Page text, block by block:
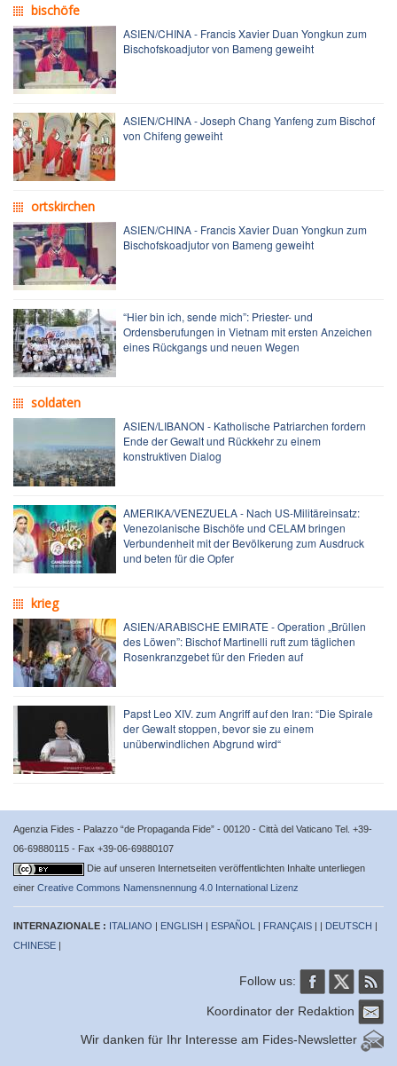
bischöfe
ASIEN/CHINA - Francis Xavier Duan Yongkun zum
Bischofskoadjutor von Bameng geweiht
ASIEN/CHINA - Joseph Chang Yanfeng zum Bischof
von Chifeng geweiht
ortskirchen
ASIEN/CHINA - Francis Xavier Duan Yongkun zum
Bischofskoadjutor von Bameng geweiht
“Hier bin ich, sende mich”: Priester- und
Ordensberufungen in Vietnam mit ersten Anzeichen
eines Rückgangs und neuen Wegen
soldaten
ASIEN/LIBANON - Katholische Patriarchen fordern
Ende der Gewalt und Rückkehr zu einem
konstruktiven Dialog
AMERIKA/VENEZUELA - Nach US-Militäreinsatz:
Venezolanische Bischöfe und CELAM bringen
Verbundenheit mit der Bevölkerung zum Ausdruck
und beten für die Opfer
krieg
ASIEN/ARABISCHE EMIRATE - Operation „Brüllen
des Löwen”: Bischof Martinelli ruft zum täglichen
Rosenkranzgebet für den Frieden auf
Papst Leo XIV. zum Angriff auf den Iran: “Die Spirale
der Gewalt stoppen, bevor sie zu einem
unüberwindlichen Abgrund wird“
Agenzia Fides - Palazzo “de Propaganda Fide” - 00120 - Città del Vaticano Tel. +39-
06-69880115 - Fax +39-06-69880107
Die auf unseren Internetseiten veröffentlichten Inhalte unterliegen
einer Creative Commons Namensnennung 4.0 International Lizenz
INTERNAZIONALE : ITALIANO | ENGLISH | ESPAÑOL | FRANÇAIS | | DEUTSCH |
CHINESE |
Follow us:
Koordinator der Redaktion
Wir danken für Ihr Interesse am Fides-Newsletter